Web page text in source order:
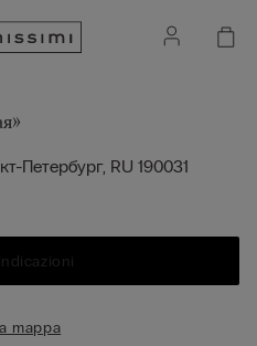
Петербург, RU 190031
mappa